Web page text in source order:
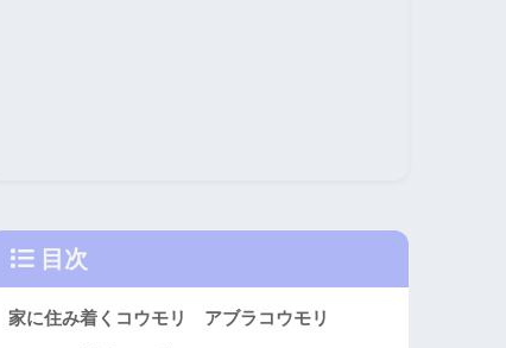
目次
家に住み着くコウモリ アブラコウモリ